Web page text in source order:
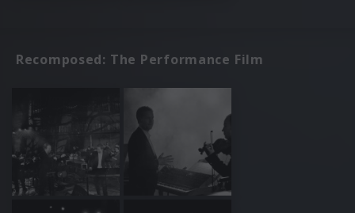
Recomposed: The Performance Film